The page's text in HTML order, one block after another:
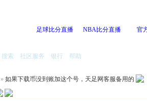
足球比分直播 NBA比分直播 官
搜索 社区服务 银行 帮助
» 如果下载币没到账加这个号，天足网客服备用的